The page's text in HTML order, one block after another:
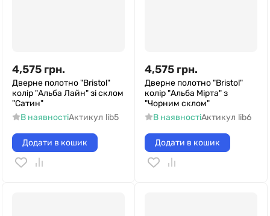
4,575 грн.
Дверне полотно "Bristol"
колір "Альба Лайн" зі склом
"Сатин"
В наявностіАктикул lib5
Додати в кошик
4,575 грн.
Дверне полотно "Bristol"
колір "Альба Мірта" з
"Чорним склом"
В наявностіАктикул lib6
Додати в кошик